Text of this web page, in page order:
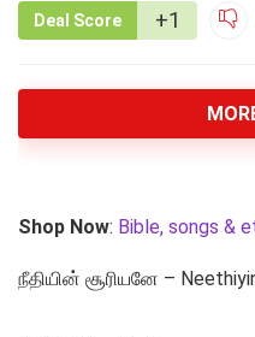
Deal Score +1
Shop Now: Bible, songs &
நீதியின் சூரியனே –